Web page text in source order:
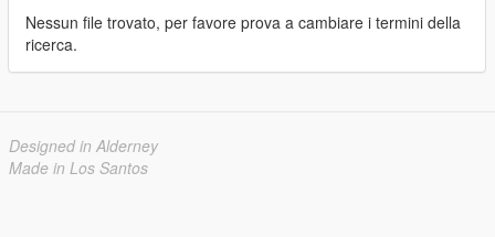
Nessun file trovato, per favore prova a cambiare i termini della
ricerca.
Designed in Alderney
Made in Los Santos